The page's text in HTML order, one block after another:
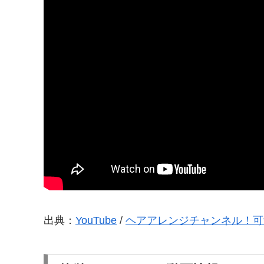
出典： YouTube / ヘアアレンジチャンネル！可